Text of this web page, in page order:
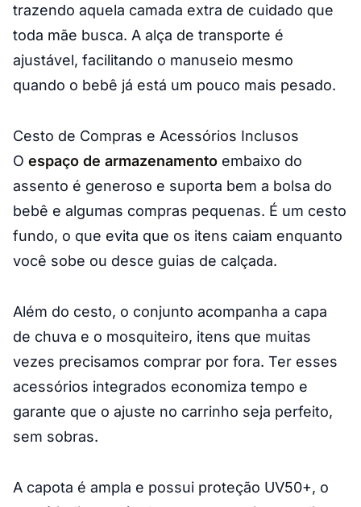
trazendo aquela camada extra de cuidado que
toda mãe busca. A alça de transporte é
ajustável, facilitando o manuseio mesmo
quando o bebê já está um pouco mais pesado.
Cesto de Compras e Acessórios Inclusos
O espaço de armazenamento embaixo do
assento é generoso e suporta bem a bolsa do
bebê e algumas compras pequenas. É um cesto
fundo, o que evita que os itens caiam enquanto
você sobe ou desce guias de calçada.
Além do cesto, o conjunto acompanha a capa
de chuva e o mosquiteiro, itens que muitas
vezes precisamos comprar por fora. Ter esses
acessórios integrados economiza tempo e
garante que o ajuste no carrinho seja perfeito,
sem sobras.
A capota é ampla e possui proteção UV50+, o